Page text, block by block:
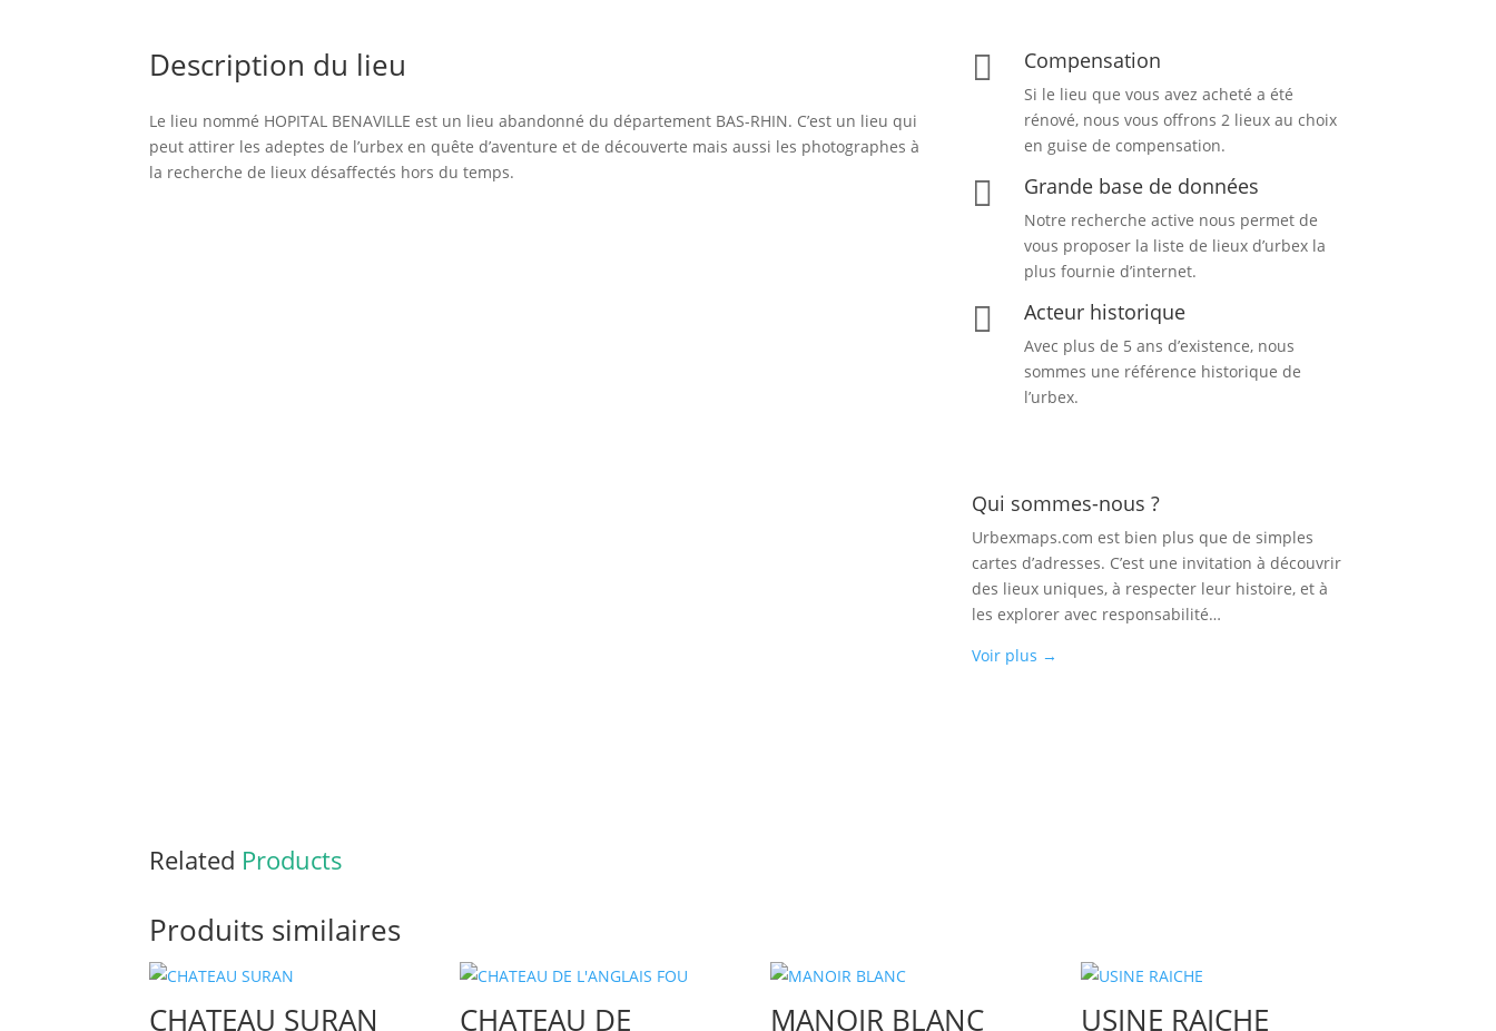
Description du lieu
Le lieu nommé HOPITAL BENAVILLE est un lieu abandonné du département BAS-RHIN. C’est un lieu qui
peut attirer les adeptes de l’urbex en quête d’aventure et de découverte mais aussi les photographes à
la recherche de lieux désaffectés hors du temps.
 Compensation
Si le lieu que vous avez acheté a été
rénové, nous vous offrons 2 lieux au choix
en guise de compensation.
 Grande base de données
Notre recherche active nous permet de
vous proposer la liste de lieux d’urbex la
plus fournie d’internet.
 Acteur historique
Avec plus de 5 ans d’existence, nous
sommes une référence historique de
l’urbex.
Qui sommes-nous ?
Urbexmaps.com est bien plus que de simples
cartes d’adresses. C’est une invitation à découvrir
des lieux uniques, à respecter leur histoire, et à
les explorer avec responsabilité…
Voir plus →
Related Products
Produits similaires
CHATEAU SURAN CHATEAU DE MANOIR BLANC USINE RAICHE